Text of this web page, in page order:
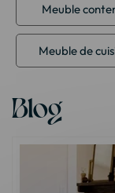
Meuble
Meuble de
Blog